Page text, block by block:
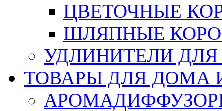
ЦВЕТОЧНЫЕ
ШЛЯПНЫЕ
УДЛИНИТЕЛИ
ТОВАРЫ ДЛЯ ДОМА